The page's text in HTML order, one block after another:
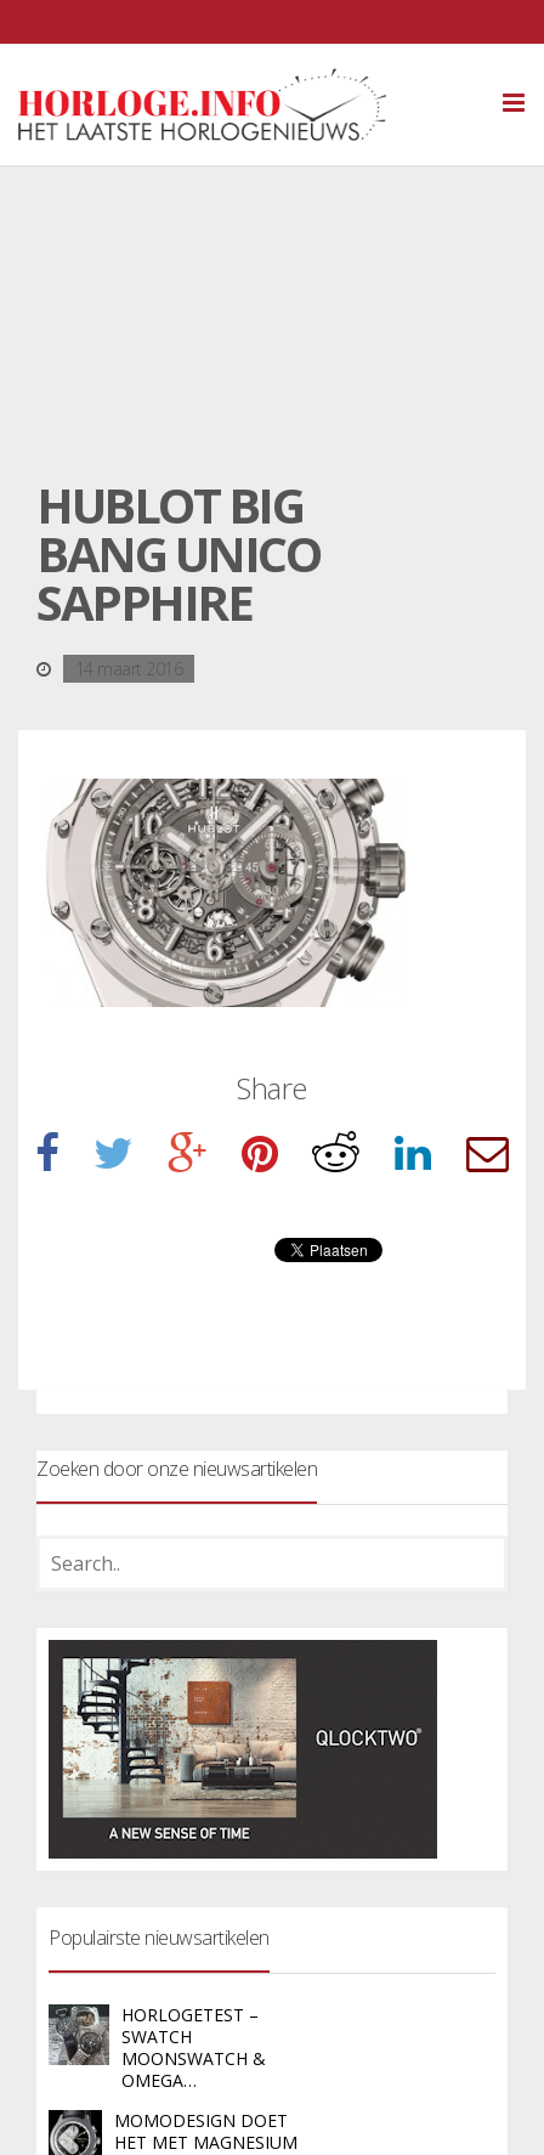
HUBLOT BIG
BANG UNICO
SAPPHIRE
14 maart 2016
Share
Zoeken door onze nieuwsartikelen
Populairste nieuwsartikelen
HORLOGETEST –
SWATCH
MOONSWATCH &
OMEGA…
MOMODESIGN DOET
HET MET MAGNESIUM